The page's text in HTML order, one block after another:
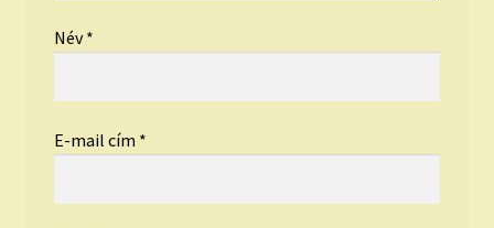
Név*
E-mail cím *